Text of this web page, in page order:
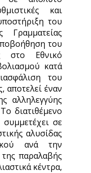
και
του
Γραμματείας
του
στο Εθνικό
κατά
του
αποτελεί έναν
αλληλεγγύης
διατιθέμενο
σε
αλυσίδας
ανά την
παραλαβής
κέντρα,